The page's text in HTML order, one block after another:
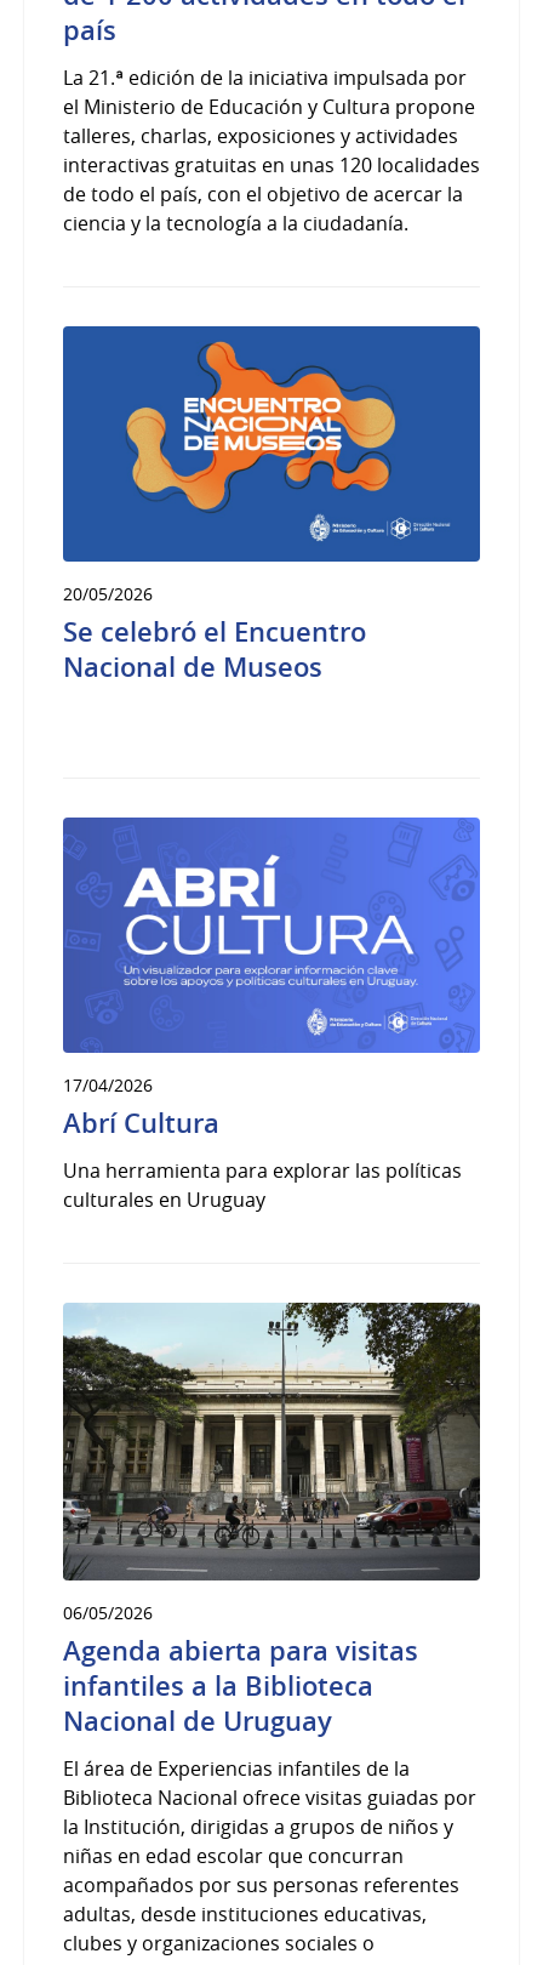
país
La 21.ª edición de la iniciativa impulsada por
el Ministerio de Educación y Cultura propone
talleres, charlas, exposiciones y actividades
interactivas gratuitas en unas 120 localidades
de todo el país, con el objetivo de acercar la
ciencia y la tecnología a la ciudadanía.
20/05/2026
Se celebró el Encuentro
Nacional de Museos
17/04/2026
Abrí Cultura
Una herramienta para explorar las políticas
culturales en Uruguay
06/05/2026
Agenda abierta para visitas
infantiles a la Biblioteca
Nacional de Uruguay
El área de Experiencias infantiles de la
Biblioteca Nacional ofrece visitas guiadas por
la Institución, dirigidas a grupos de niños y
niñas en edad escolar que concurran
acompañados por sus personas referentes
adultas, desde instituciones educativas,
clubes y organizaciones sociales o